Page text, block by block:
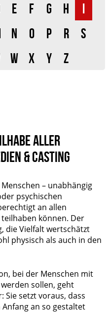
E F G H
I
N O P R
S
W X Y Z
ALLER
& CASTING
– unabhängig
psychischen
an allen
können. Der
die Vielfalt wertschätzt
physisch als auch in den
bei der Menschen mit
sollen, geht
Sie setzt voraus, dass
an so gestaltet